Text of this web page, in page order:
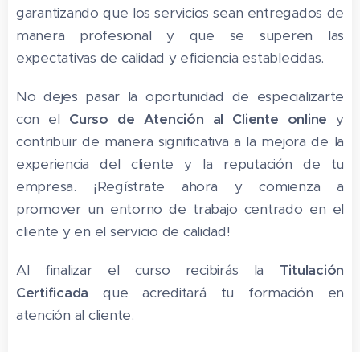
garantizando que los servicios sean entregados de
manera profesional y que se superen las
expectativas de calidad y eficiencia establecidas.
No dejes pasar la oportunidad de especializarte
con el Curso de Atención al Cliente online y
contribuir de manera significativa a la mejora de la
experiencia del cliente y la reputación de tu
empresa. ¡Regístrate ahora y comienza a
promover un entorno de trabajo centrado en el
cliente y en el servicio de calidad!
Al finalizar el curso recibirás la Titulación
Certificada que acreditará tu formación en
atención al cliente.